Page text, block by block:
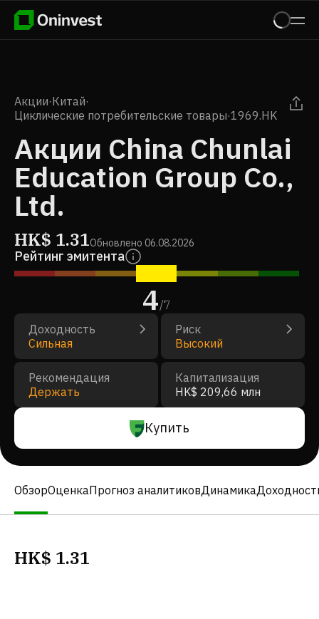
Акции·Китай·
Циклические потребительские товары·1969.HK
Акции China Chunlai
Education Group Co.,
Ltd.
HK$ 1.31Обновлено 06.08.2026
Рейтинг эмитента
4/7
Доходность
Сильная
Риск
Высокий
Рекомендация
Держать
Капитализация
HK$ 209,66 млн
Купить
ОбзорОценкаПрогноз аналитиковДинамика
HK$ 1.31